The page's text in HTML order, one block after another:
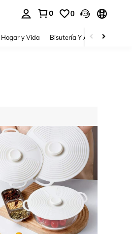
0 0
Hogar y Vida Bisutería Y Accesorios